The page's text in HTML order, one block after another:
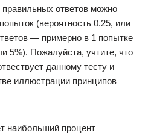
ответов можно
(вероятность 0.25, или
— примерно в 1 попытке
5%). Пожалуйста, учтите, что
данному тесту и
иллюстрации принципов
наибольший процент